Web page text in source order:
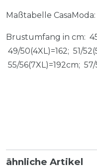
Maßtabelle CasaModa:
Brustumfang in cm:
49/50(4XL)=162; 51/
55/56(7XL)=192cm;
ähnliche Artikel